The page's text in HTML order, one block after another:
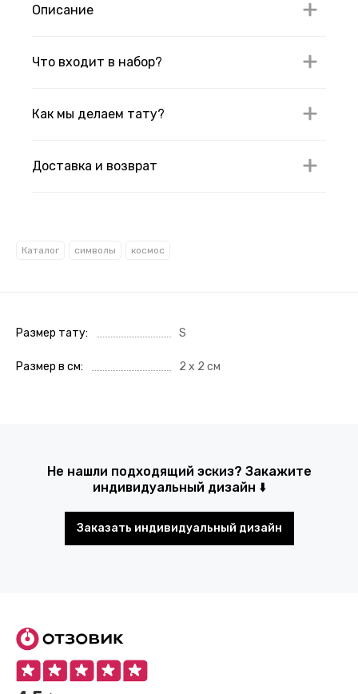
Описание
Что входит в набор?
Как мы делаем тату?
Доставка и возврат
Каталог символы космос
Размер тату S
Размер в см 2 х 2 см
Не нашли подходящий эскиз? Закажите
индивидуальный дизайн ⬇️
Заказать индивидуальный дизайн